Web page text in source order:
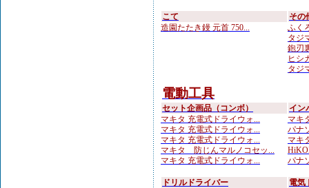
こて
造園たたき鏝 元首 750...
その
ふく
タジ
鉋刃
ヒシ
タジ
電動工具
セット企画品（コンボ）
マキタ 充電式ドライウォ...
マキタ 充電式ドライウォ...
マキタ 充電式ドライウォ...
マキタ 防じんマルノコセッ...
マキタ 充電式ドライウォ...
イン
マキ
パナ
マキ
パナ
ドリルドライバー
電気